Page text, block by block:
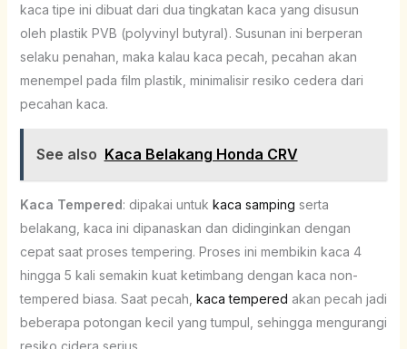
kaca tipe ini dibuat dari dua tingkatan kaca yang disusun
oleh plastik PVB (polyvinyl butyral). Susunan ini berperan
selaku penahan, maka kalau kaca pecah, pecahan akan
menempel pada film plastik, minimalisir resiko cedera dari
pecahan kaca.
See also Kaca Belakang Honda CRV
Kaca Tempered: dipakai untuk kaca samping serta
belakang, kaca ini dipanaskan dan didinginkan dengan
cepat saat proses tempering. Proses ini membikin kaca 4
hingga 5 kali semakin kuat ketimbang dengan kaca non-
tempered biasa. Saat pecah, kaca tempered akan pecah jadi
beberapa potongan kecil yang tumpul, sehingga mengurangi
resiko cidera serius.